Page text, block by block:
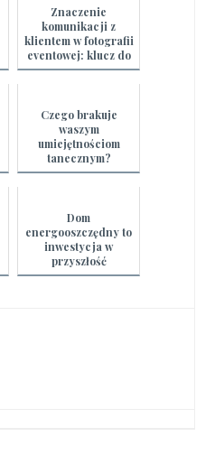
Znaczenie
komunikacji z
klientem w fotografii
eventowej: klucz do
sukcesu
Czego brakuje
waszym
umiejętnościom
tanecznym?
Dom
energooszczędny to
inwestycja w
przyszłość